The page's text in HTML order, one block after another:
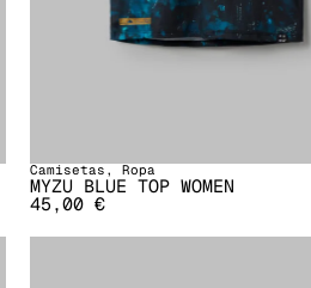
Camisetas , Ropa
MYZU BLUE TOP WOMEN
45,00 €